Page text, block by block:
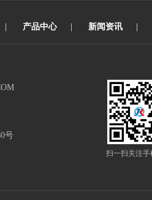
产品中心 新闻资讯
号
扫一扫关注手